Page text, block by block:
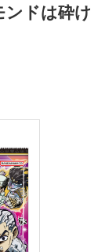
ンドは砕け